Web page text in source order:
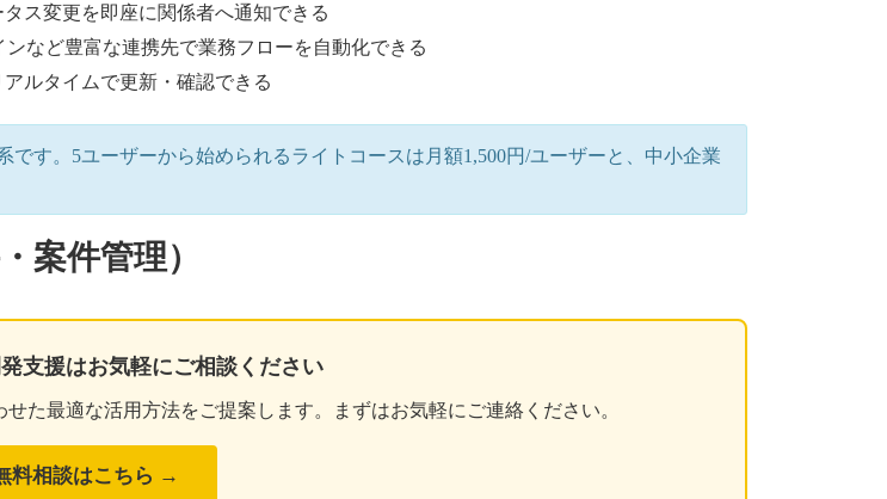
ス変更を即座に関係者へ通知できる
など豊富な連携先で業務フローを自動化できる
ルタイムで更新・確認できる
す。5ユーザーから始められるライトコースは月額1,500円/ユーザーと、中小企業
案件管理）
支援はお気軽にご相談ください
た最適な活用方法をご提案します。まずはお気軽にご連絡ください。
料相談はこちら →